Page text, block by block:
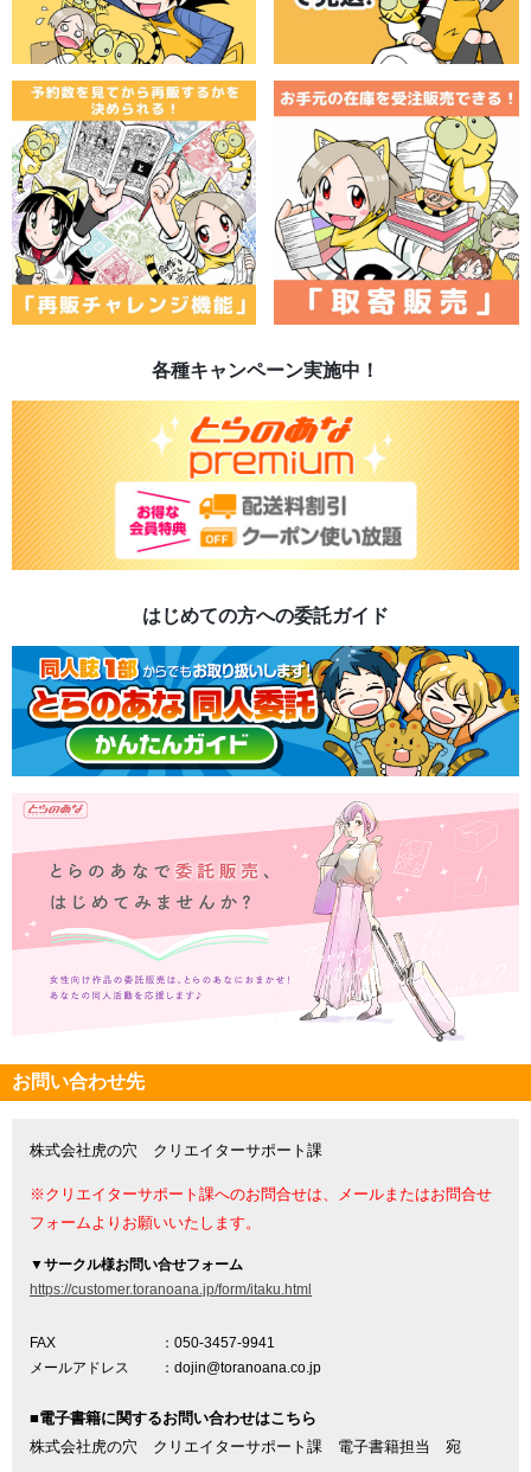
各種キャンペーン実施中！
はじめての方への委託ガイド
お問い合わせ先
株式会社虎の穴 クリエイターサポート課
※クリエイターサポート課へのお問合せは、メールまたはお問合せ
フォームよりお願いいたします。
▼サークル様お問い合せフォーム
https://customer.toranoana.jp/form/itaku.html
FAX
：050-3457-9941
メールアドレス
：dojin@toranoana.co.jp
■電子書籍に関するお問い合わせはこちら
株式会社虎の穴 クリエイターサポート課 電子書籍担当 宛